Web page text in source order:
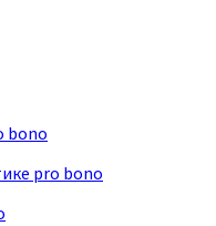
bono
pro bono